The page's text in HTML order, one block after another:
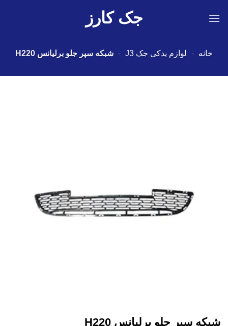
جک کارز
خانه - لوازم یدکی جک J3 - شبکه سپر جلو برلیانس H220
شبکه سپر جلو برلیانس H220